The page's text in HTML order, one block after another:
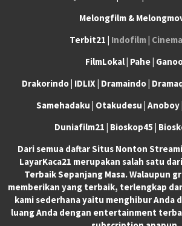
Melongfilm &
Terbit21 | Indofilm|
FilmLokal | Pahe |
Drakorindo | IDLIX | Dramaindo |
Samehadaku | Otakudesu | Anoboy |
Duniafilm21 | Bioskop45 |
Dari semua daftar Situs Nonton
LayarKaca21 merupakan salah satu
Terbaik Sepanjang Masa. Walaupun
memberikan yang terbaik, terlengkap
kami sederhana yaitu menghibur Anda
luang Anda dengan entertainment